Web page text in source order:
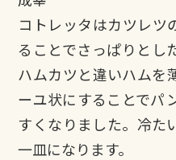
コトレッタはカツレツ
ることでさっぱりとし
ハムカツと違いハムを
ーユ状にすることでパ
すくなりました。冷た
一皿になります。